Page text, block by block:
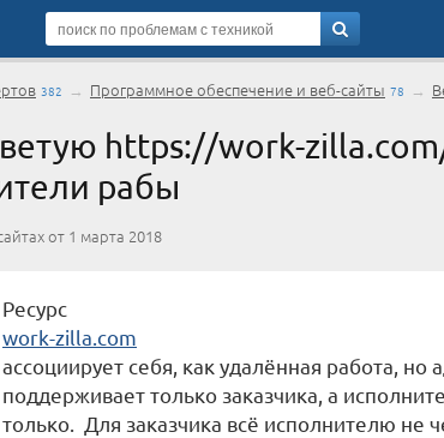
382 → Программное обеспечение и веб-сайты 78 →
https://work-
рабы
от 1 марта 2018
Ресурс
work-zilla.com
ассоциирует себя, как удалённая работа, но
поддерживает только заказчика, а
только. Для заказчика всё исполнителю не